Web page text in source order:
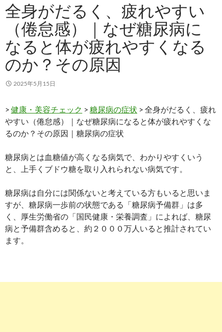
全身がだるく、疲れやすい
（倦怠感）｜なぜ糖尿病に
なると体が疲れやすくなる
のか？その原因
2025年5月15日
> 健康・美容チェック > 糖尿病の症状 > 全身がだるく、疲れ
やすい（倦怠感）｜なぜ糖尿病になると体が疲れやすくな
るのか？その原因｜糖尿病の症状
糖尿病とは血糖値が高くなる病気で、わかりやすくいう
と、上手くブドウ糖を取り入れられない病気です。
糖尿病は自分には関係ないと考えている方もいると思いま
すが、糖尿病一歩前の状態である「糖尿病予備群」は多
く、厚生労働省の「国民健康・栄養調査」によれば、糖尿
病と予備群含めると、約２０００万人いると推計されてい
ます。